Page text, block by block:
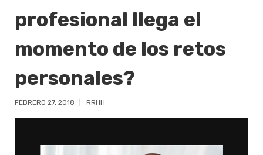
profesional llega el
momento de los retos
personales?
FEBRERO 27, 2018 RRHH